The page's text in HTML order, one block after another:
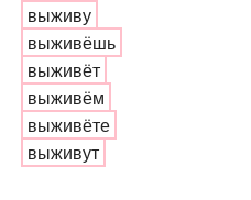
выживу
выживёшь
выживёт
выживём
выживёте
выживут